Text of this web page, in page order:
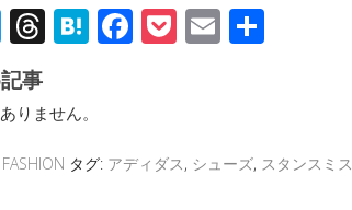
T
wi
tt
er
T
hr
e
a
d
H
at
a
F
ac
o
P
o
E
m
事
りません。
FASHION タグ: アディダス, シューズ, スタンスミス